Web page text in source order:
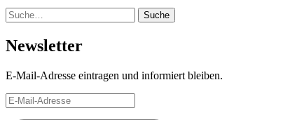
Suche Suche
Newsletter
E-Mail-Adresse eintragen und informiert bleiben.
E-
Mail-